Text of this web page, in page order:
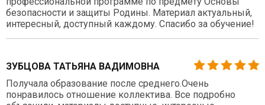
безопасности и защиты Родины. Материал актуальный,
интересный, доступный каждому. Спасибо за обучение!
ЗУБЦОВА ТАТЬЯНА ВАДИМОВНА
Получала образование после среднего.Очень
понравилось отношение коллектива. Все подробно